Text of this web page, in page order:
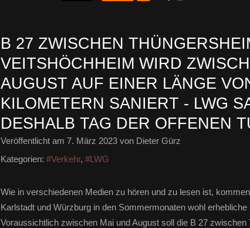
B 27 ZWISCHEN
VEITSHÖCHHEIM WIRD
AUGUST AUF EINER LÄNGE
KILOMETERN SANIERT - LWG
DESHALB TAG DER OFFENEN
Veröffentlicht am 7. März 2023 von Dieter Gürz
Kategorien: #Verkehr, #LWG
Wie in verschiedenen Medien zu hören und zu lesen ist,
Karlstadt und Würzburg in den Sommermonaten wohl erhebliche
Voraussichtlich zwischen Mai und August soll die B 27 zwischen